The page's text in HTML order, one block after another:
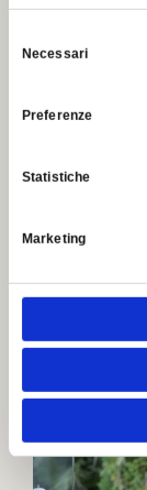
delNecessari
Preferenze
Statistiche
Marketing
Escapade
1 NIGHT
Dîner aux